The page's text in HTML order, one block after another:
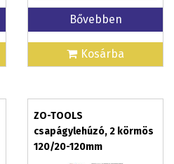
Bővebben
Kosárba
ZO-TOOLS
csapágylehúzó, 2 körmös
120/20-120mm